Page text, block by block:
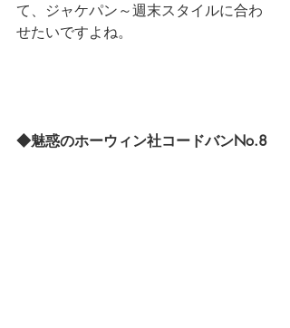
て、ジャケパン～週末スタイルに合わ
せたいですよね。
◆魅惑のホーウィン社コードバンNo.8